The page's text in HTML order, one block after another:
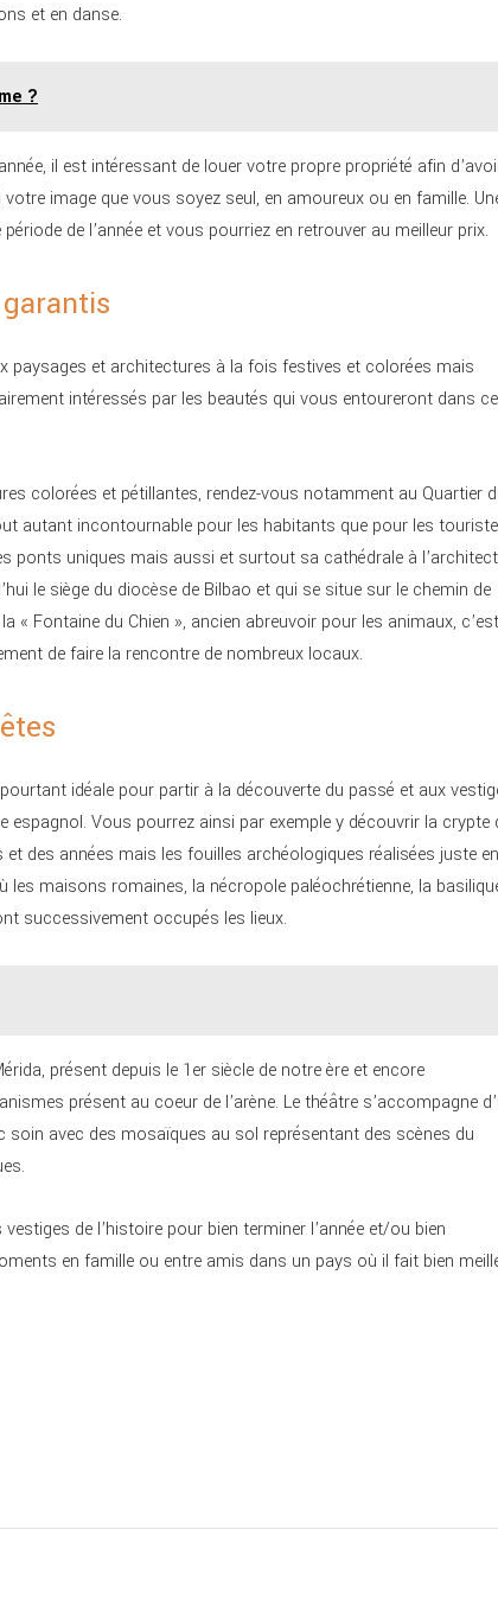
et en danse.
?
il est intéressant de louer votre propre propriété afin
image que vous soyez seul, en amoureux ou en famille.
de l’année et vous pourriez en retrouver au meilleur prix.
paysages et architectures à la fois festives et colorées mais
intéressés par les beautés qui vous entoureront dans
colorées et pétillantes, rendez-vous notamment au Quartier
autant incontournable pour les habitants que pour les
ponts uniques mais aussi et surtout sa cathédrale à
le siège du diocèse de Bilbao et qui se situe sur le chemin de
« Fontaine du Chien », ancien abreuvoir pour les animaux, c’est
de faire la rencontre de nombreux locaux.
idéale pour partir à la découverte du passé et aux
Vous pourrez ainsi par exemple y découvrir la crypte
et des années mais les fouilles archéologiques réalisées juste en
maisons romaines, la nécropole paléochrétienne, la
successivement occupés les lieux.
présent depuis le 1er siècle de notre ère et encore
présent au coeur de l’arène. Le théâtre s’accompagne
avec des mosaïques au sol représentant des scènes du
de l’histoire pour bien terminer l’année et/ou bien
en famille ou entre amis dans un pays où il fait bien